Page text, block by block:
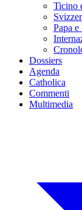
Ticino
Papa
Dossiers
Agenda
Catholica
Commenti
Multimedia